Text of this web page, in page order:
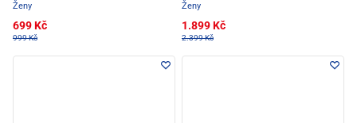
Ženy
699 Kč
999 Kč
Ženy
1.899 Kč
2.399 Kč